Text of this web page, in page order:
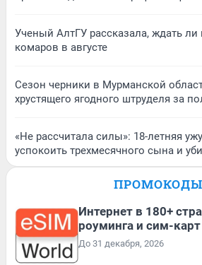
Ученый АлтГУ рассказала, ждать ли
комаров в августе
Сезон черники в Мурманской
хрустящего ягодного штруделя за
«Не рассчитала силы»: 18-летняя
успокоить трехмесячного сына и
ПРОМОКОДЫ
Интернет в 180+
роуминга и сим-карт
До 31 декабря, 2026